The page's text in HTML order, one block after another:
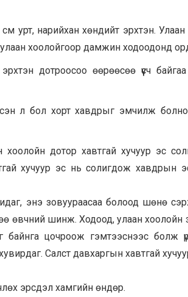
урт, нарийхан хөндийт эрхтэн.
хоолойгоор дамжин ходоодонд
дотроосоо өөрөөсөө үүсч
л бол хорт хавдрыг эмчилж
дотор хавтгай хучуур эс
хучуур эс нь солигдож хавдрын
энэ зовуураасаа болоод шөнө
өвчний шинж. Ходоод, улаан хоолойн
байнга цочроож гэмтээснээс болж
Салст давхаргын хавтгай
эрсдэл хамгийн өндөр.